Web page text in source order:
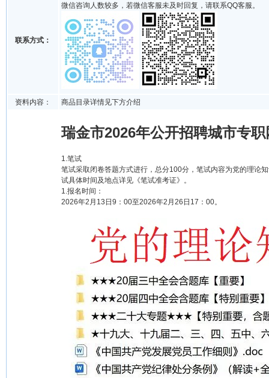
联系方式：
微信咨询人数较多，若微信客服未及时回复，请联系QQ客服。
资料内容： 商品目录详情见下方介绍
瑞金市2026年公开招聘城市专
1.笔试
笔试采取闭卷答题方式进行，总分100分，笔试内容为党的理论
试具体时间及地点详见《笔试准考证》。
1.报名时间：
2026年2月13日9：00至2026年2月26日17：00。